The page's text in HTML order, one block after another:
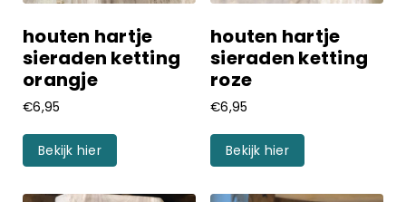
houten hartje
sieraden ketting
orangje
€6,95
Bekijk hier
houten hartje
sieraden ketting
roze
€6,95
Bekijk hier